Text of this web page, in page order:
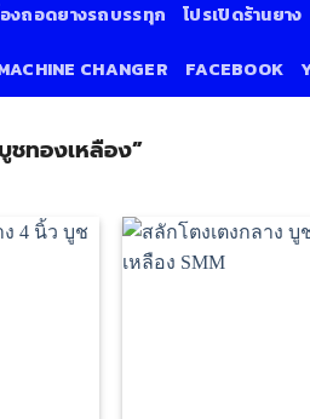
งถอดยางรถบรรทุก โปรเปิดร้านยาง
CHANGER FACEBOOK
ชทองเหลือง”